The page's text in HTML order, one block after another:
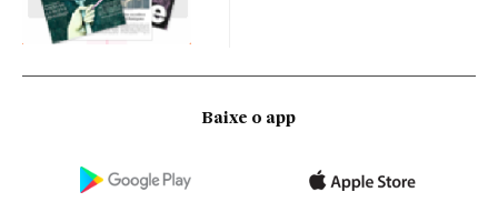
Baixe o app